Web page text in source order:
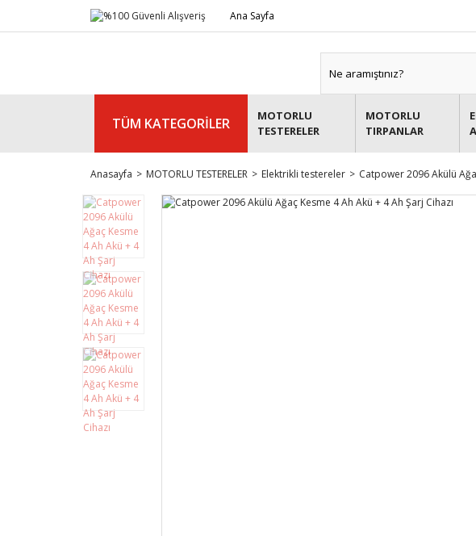
Ana Sayfa
TÜM KATEGORİLER
MOTORLU
TESTERELER
MOTORLU
TIRPANLAR
Anasayfa MOTORLU TESTERELER Elektrikli testereler Catpower 2096 Akülü